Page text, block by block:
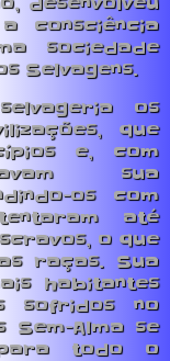
consciência
sociedade
Selvagens.
os
que
e, com
sua
os com
até
o que
raças. Sua
habitantes
sofridos no
Sem-Alma se
todo o